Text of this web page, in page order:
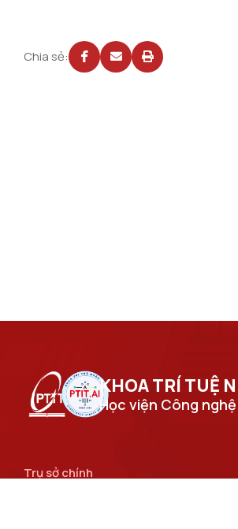
Chia sẻ:
KHOA TRÍ TUỆ
Học viện Công
Trụ sở chính